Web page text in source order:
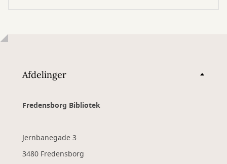
Afdelinger
Fredensborg Bibliotek
Jernbanegade 3
3480 Fredensborg